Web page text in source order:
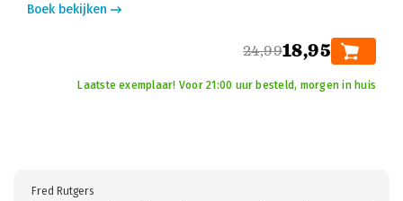
Boek bekijken
24,9918,95
Laatste exemplaar! Voor 21:00 uur besteld, morgen in huis
Fred Rutgers